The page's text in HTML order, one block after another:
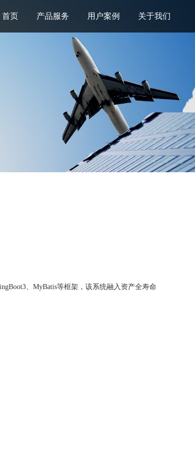
首页 产品服务 用户案例 关于我们
、MyBatis等框架，该系统融入资产全寿命